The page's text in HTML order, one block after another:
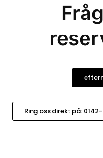
Ring oss direkt på: